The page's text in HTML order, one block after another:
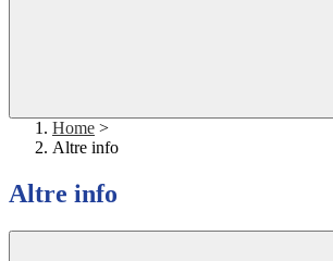
Home >
Altre info
Altre info